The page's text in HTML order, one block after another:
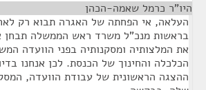
היו"ר כרמל שאמה-הכהן
העלאה, אי הפחתה של האגרה תבוא רק
בראשות מנכ"ל משרד ראש הממשלה תבחן
את המלצותיה ומסקנותיה בפני הוועדה
הכלכלה והחינוך של הכנסת. לכן אנחנו
ההצגה הראשונית של עבודת הוועדה,